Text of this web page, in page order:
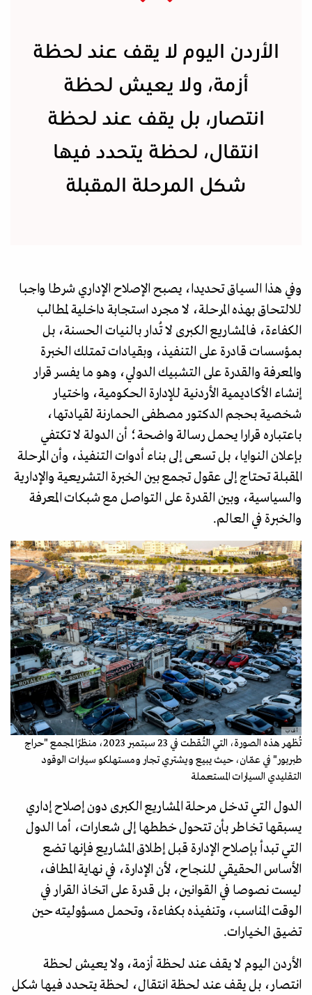
الأردن اليوم لا يقف عند لحظة
أزمة، ولا يعيش لحظة
انتصار، بل يقف عند لحظة
انتقال، لحظة يتحدد فيها
شكل المرحلة المقبلة
وفي هذا السياق تحديدا، يصبح الإصلاح الإداري شرطا واجبا
للالتحاق بهذه المرحلة، لا مجرد استجابة داخلية لمطالب
الكفاءة، فالمشاريع الكبرى لا تُدار بالنيات الحسنة، بل
بمؤسسات قادرة على التنفيذ، وبقيادات تمتلك الخبرة
والمعرفة والقدرة على التشبيك الدولي، وهو ما يفسر قرار
إنشاء الأكاديمية الأردنية للإدارة الحكومية، واختيار
شخصية بحجم الدكتور مصطفى الحمارنة لقيادتها،
باعتباره قرارا يحمل رسالة واضحة؛ أن الدولة لا تكتفي
بإعلان النوايا، بل تسعى إلى بناء أدوات التنفيذ، وأن المرحلة
المقبلة تحتاج إلى عقول تجمع بين الخبرة التشريعية والإدارية
والسياسية، وبين القدرة على التواصل مع شبكات المعرفة
والخبرة في العالم.
أ ف ب
تُظهر هذه الصورة، التي التُقطت في 23 سبتمبر 2023، منظرًا لمجمع "حراج
طبربور" في عمّان، حيث يبيع ويشتري تجار ومستهلكو سيارات الوقود
التقليدي السيارات المستعملة
الدول التي تدخل مرحلة المشاريع الكبرى دون إصلاح إداري
يسبقها تخاطر بأن تتحول خططها إلى شعارات، أما الدول
التي تبدأ بإصلاح الإدارة قبل إطلاق المشاريع فإنها تضع
الأساس الحقيقي للنجاح، لأن الإدارة، في نهاية المطاف،
ليست نصوصا في القوانين، بل قدرة على اتخاذ القرار في
الوقت المناسب، وتنفيذه بكفاءة، وتحمل مسؤوليته حين
تضيق الخيارات.
الأردن اليوم لا يقف عند لحظة أزمة، ولا يعيش لحظة
انتصار، بل يقف عند لحظة انتقال، لحظة يتحدد فيها شكل